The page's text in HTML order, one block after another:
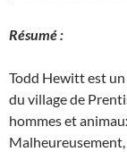
Résumé :
Todd Hewitt est
du village de
hommes et